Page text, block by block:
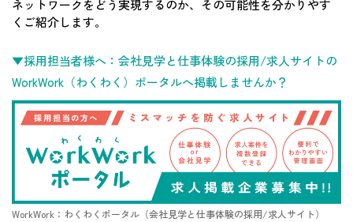
ネットワークをどう実現するのか、その可能性を分かりやす
くご紹介します。
▼採用担当者様へ：会社見学と仕事体験の採用/求人サイトの
WorkWork（わくわく）ポータルへ掲載しませんか？
WorkWork：わくわくポータル（会社見学と仕事体験の採用/求人サイト）